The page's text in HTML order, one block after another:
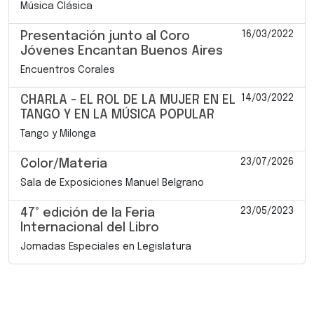
Música Clásica
Presentación junto al Coro
Jóvenes Encantan Buenos Aires
16/03/2022
Encuentros Corales
CHARLA - EL ROL DE LA MUJER EN EL
TANGO Y EN LA MÚSICA POPULAR
14/03/2022
Tango y Milonga
Color/Materia 23/07/2026
Sala de Exposiciones Manuel Belgrano
47° edición de la Feria
Internacional del Libro
23/05/2023
Jornadas Especiales en Legislatura